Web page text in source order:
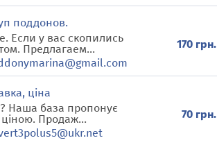
поддонов.
Если у вас скопились
Предлагаем...
170 грн.
ціна
Наша база пропонує
Продаж...
70 грн.